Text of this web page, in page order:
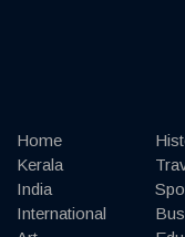
Home
Kerala
India
International